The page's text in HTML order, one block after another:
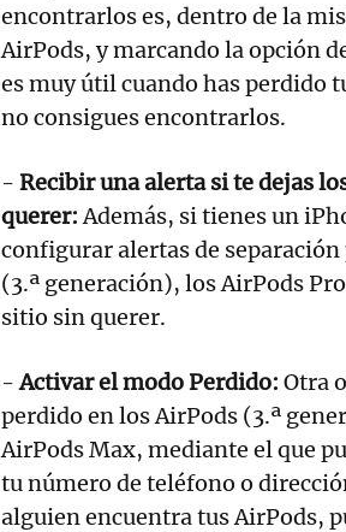
encontrarlos es, dentro de la
AirPods, y marcando la opción
es muy útil cuando has perdido
no consigues encontrarlos.
- Recibir una alerta si te dejas
querer:Además, si tienes un
configurar alertas de
(3.ª generación), los AirPods
sitio sin querer.
-Activar el modo Perdido: Otra
perdido en los AirPods (3.ª
AirPods Max, mediante el que
tu número de teléfono o
alguien encuentra tus AirPods,